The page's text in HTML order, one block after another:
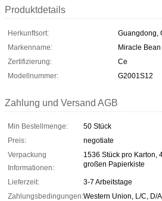
Produktdetails
Herkunftsort:
Guangdong,
Markenname:
Miracle
Zertifizierung:
Ce
Modellnummer:
G2001S12
Zahlung und Versand AGB
Min Bestellmenge:
50 Stück
Preis:
negotiate
Verpackung
Informationen:
1536 Stück pro Karton,
großen Papierkiste
Lieferzeit:
3-7 Arbeitstage
Zahlungsbedingungen:Western Union, L/C, D/